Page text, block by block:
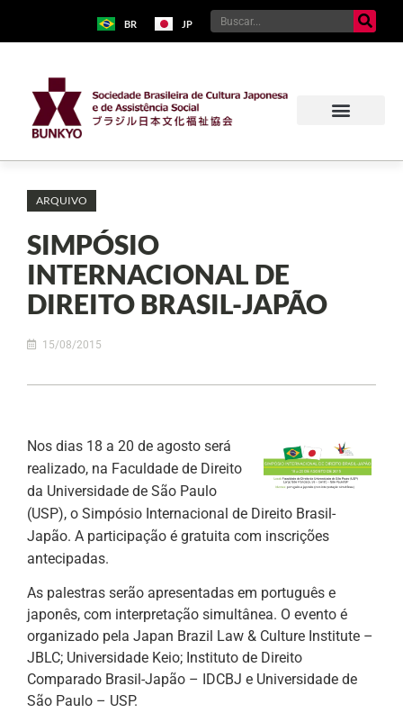
BR JP
ARQUIVO
SIMPÓSIO
INTERNACIONAL DE
DIREITO BRASIL-JAPÃO
15/08/2015
Nos dias 18 a 20 de agosto será
realizado, na Faculdade de Direito
da Universidade de São Paulo
(USP), o Simpósio Internacional de Direito Brasil-
Japão. A participação é gratuita com inscrições
antecipadas.
As palestras serão apresentadas em português e
japonês, com interpretação simultânea. O evento é
organizado pela Japan Brazil Law & Culture Institute –
JBLC; Universidade Keio; Instituto de Direito
Comparado Brasil-Japão – IDCBJ e Universidade de
São Paulo – USP.